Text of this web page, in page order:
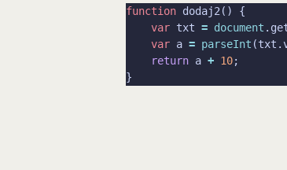
function
var txt = document
var a = parseInt
return a + 10